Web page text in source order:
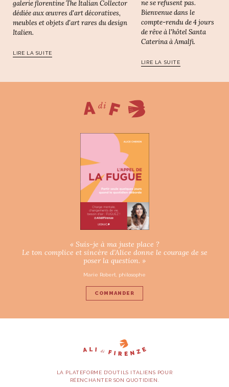
galerie florentine The Italian Collector
dédiée aux œuvres d'art décoratives,
meubles et objets d'art rares du design
Italien.
LIRE LA SUITE
ne se refusent pas.
Bienvenue dans le
compte-rendu de 4 jours
de rêve à l'hôtel Santa
Caterina à Amalfi.
LIRE LA SUITE
« Suis-je à ma juste place ?
Le ton complice et sincère d’Alice donne le courage de se
poser la question. »
Marie Robert, philosophe
COMMANDER
LA PLATEFORME D’OUTILS ITALIENS POUR
RÉENCHANTER SON QUOTIDIEN.